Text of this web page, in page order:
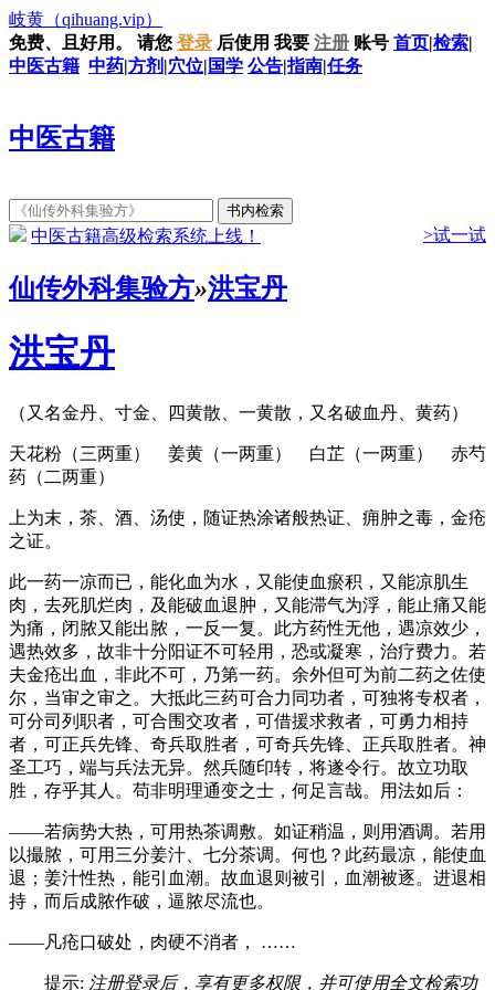
岐黄 （qihuang.vip）
免费、且好用。
请您 登录 后使用 我要 注册 账号 首页|检索|
中医古籍 中药|方剂 |穴位| 国学 公告|指南|任务
中医古籍
中医古籍高级检索系统上线！ >试一试
仙传外科集验方»洪宝丹
洪宝丹
（又名金丹、寸金、四黄散、一黄散，又名破血丹、黄药）
天花粉（三两重） 姜黄（一两重） 白芷（一两重） 赤芍
药（二两重）
上为末，茶、酒、汤使，随证热涂诸般热证、痈肿之毒，金疮
之证。
此一药一凉而已，能化血为水，又能使血瘀积，又能凉肌生
肉，去死肌烂肉，及能破血退肿，又能滞气为浮，能止痛又能
为痛，闭脓又能出脓，一反一复。此方药性无他，遇凉效少，
遇热效多，故非十分阳证不可轻用，恐或凝寒，治疗费力。若
夫金疮出血，非此不可，乃第一药。余外但可为前二药之佐使
尔，当审之审之。大抵此三药可合力同功者，可独将专权者，
可分司列职者，可合围交攻者，可借援求救者，可勇力相持
者，可正兵先锋、奇兵取胜者，可奇兵先锋、正兵取胜者。神
圣工巧，端与兵法无异。然兵随印转，将遂令行。故立功取
胜，存乎其人。苟非明理通变之士，何足言哉。用法如后：
——若病势大热，可用热茶调敷。如证稍温，则用酒调。若用
以撮脓，可用三分姜汁、七分茶调。何也？此药最凉，能使血
退；姜汁性热，能引血潮。故血退则被引，血潮被逐。进退相
持，而后成脓作破，逼脓尽流也。
——凡疮口破处，肉硬不消者， ……
提示: 注册登录后，享有更多权限，并可使用全文检索功